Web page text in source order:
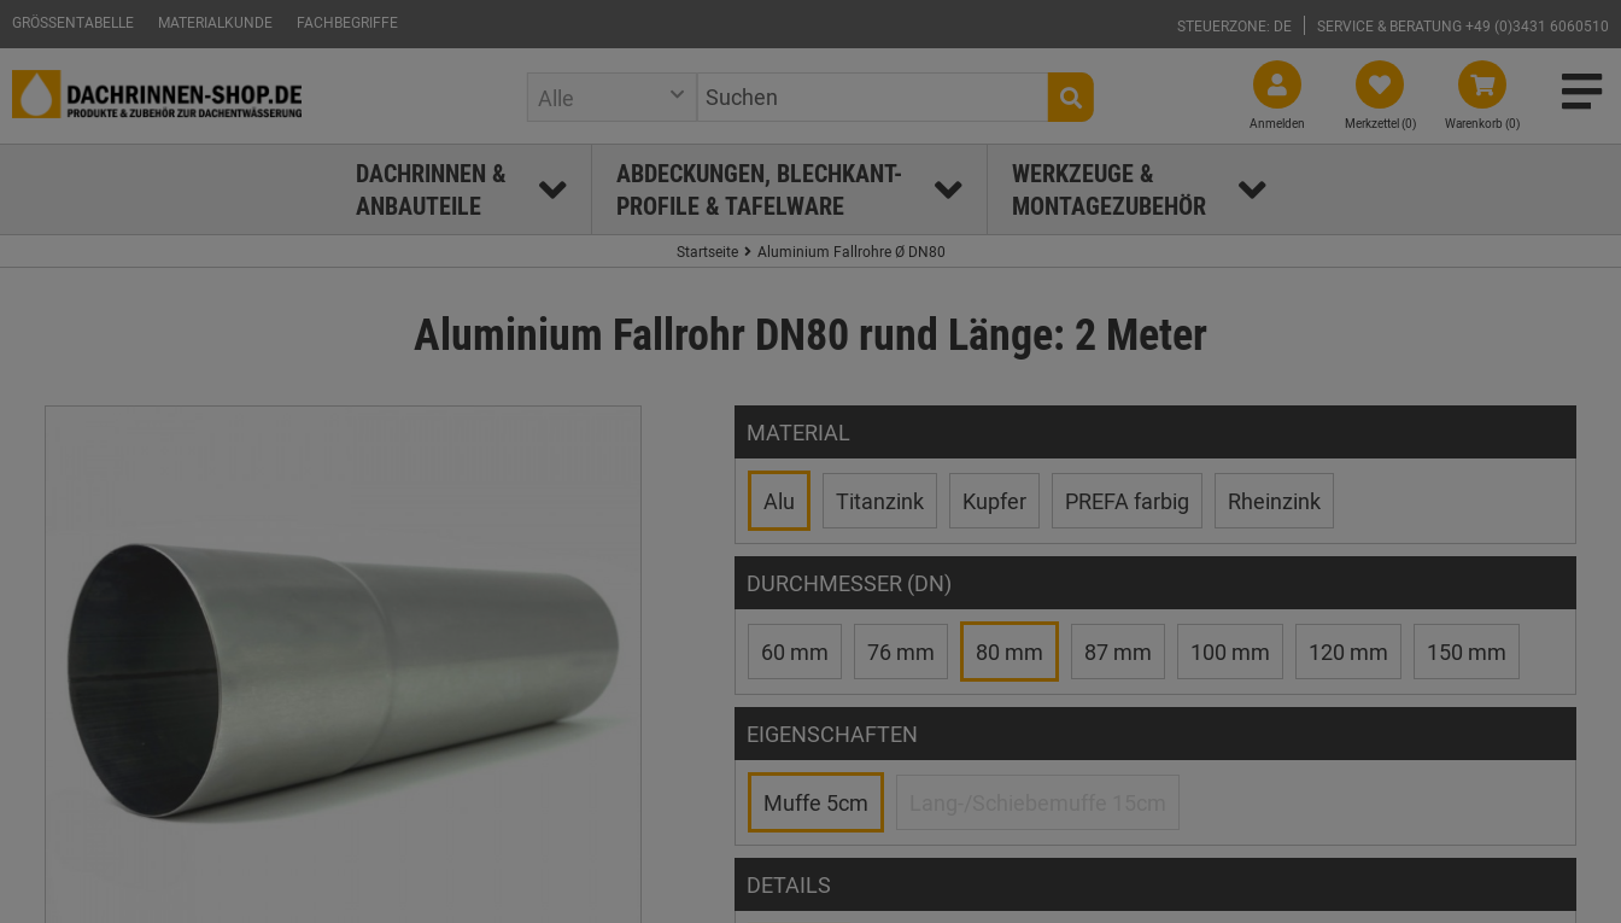
GRÖSSENTABELLE MATERIALKUNDE FACHBEGRIFFE STEUERZONE: DE SERVICE & BERATUNG +49 (0)3431 6060510
Warenkorb (0)
Merkzettel (0)
Anmelden
Alle
DACHRINNEN &
ANBAUTEILE
ABDECKUNGEN, BLECHKANT-
PROFILE & TAFELWARE
WERKZEUGE &
MONTAGEZUBEHÖR
Startseite Aluminium Fallrohre Ø DN80
Aluminium Fallrohr DN80 rund Länge: 2 Meter
MATERIAL
Alu Titanzink Kupfer PREFA farbig Rheinzink
DURCHMESSER (DN)
60 mm 76 mm 80 mm 87 mm 100 mm 120 mm 150 mm
EIGENSCHAFTEN
Muffe 5cm
DETAILS